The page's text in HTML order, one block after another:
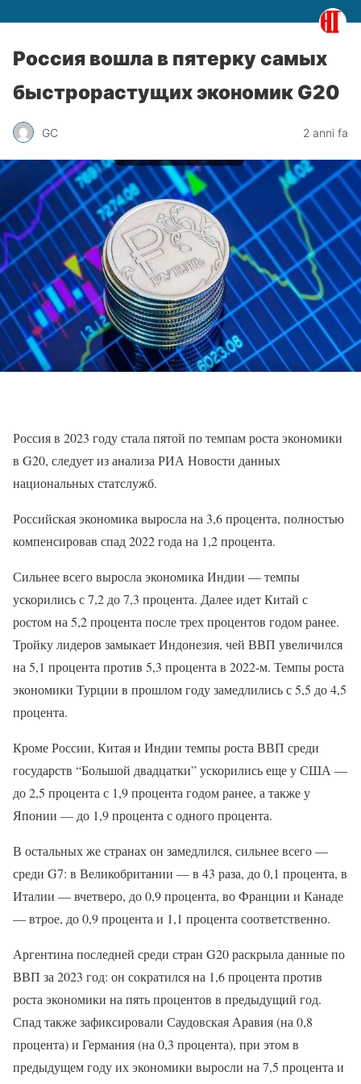
Россия вошла в пятерку самых
быстрорастущих экономик G20
GC 2 anni fa
Россия в 2023 году стала пятой по темпам роста экономики
в G20, следует из анализа РИА Новости данных
национальных статслужб.
Российская экономика выросла на 3,6 процента, полностью
компенсировав спад 2022 года на 1,2 процента.
Сильнее всего выросла экономика Индии — темпы
ускорились с 7,2 до 7,3 процента. Далее идет Китай с
ростом на 5,2 процента после трех процентов годом ранее.
Тройку лидеров замыкает Индонезия, чей ВВП увеличился
на 5,1 процента против 5,3 процента в 2022-м. Темпы роста
экономики Турции в прошлом году замедлились с 5,5 до 4,5
процента.
Кроме России, Китая и Индии темпы роста ВВП среди
государств “Большой двадцатки” ускорились еще у США —
до 2,5 процента с 1,9 процента годом ранее, а также у
Японии — до 1,9 процента с одного процента.
В остальных же странах он замедлился, сильнее всего —
среди G7: в Великобритании — в 43 раза, до 0,1 процента, в
Италии — вчетверо, до 0,9 процента, во Франции и Канаде
— втрое, до 0,9 процента и 1,1 процента соответственно.
Аргентина последней среди стран G20 раскрыла данные по
ВВП за 2023 год: он сократился на 1,6 процента против
роста экономики на пять процентов в предыдущий год.
Спад также зафиксировали Саудовская Аравия (на 0,8
процента) и Германия (на 0,3 процента), при этом в
предыдущем году их экономики выросли на 7,5 процента и